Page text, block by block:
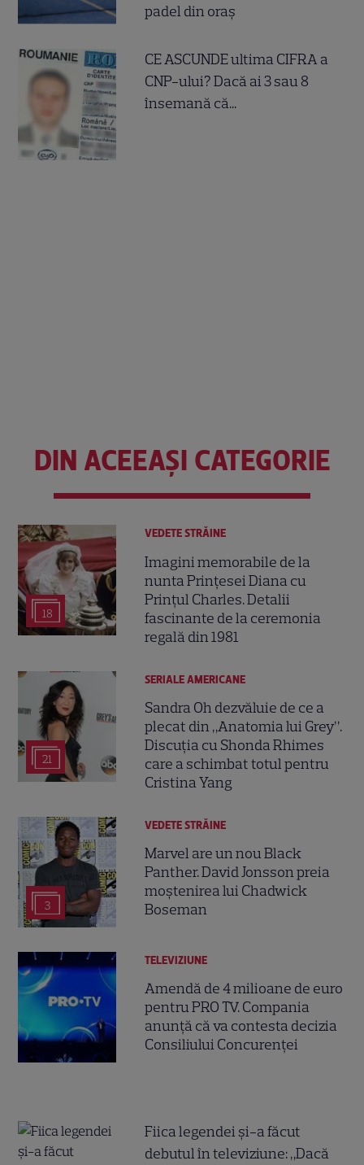
padel din oraș
CE ASCUNDE ultima CIFRA a
CNP-ului? Dacă ai 3 sau 8
însemană că...
DIN ACEEAȘI CATEGORIE
18
VEDETE STRĂINE
Imagini memorabile de la
nunta Prințesei Diana cu
Prințul Charles. Detalii
fascinante de la ceremonia
regală din 1981
21
SERIALE AMERICANE
Sandra Oh dezvăluie de ce a
plecat din „Anatomia lui Grey”.
Discuția cu Shonda Rhimes
care a schimbat totul pentru
Cristina Yang
3
VEDETE STRĂINE
Marvel are un nou Black
Panther. David Jonsson preia
moștenirea lui Chadwick
Boseman
TELEVIZIUNE
Amendă de 4 milioane de euro
pentru PRO TV. Compania
anunță că va contesta decizia
Consiliului Concurenței
Fiica legendei și-a făcut
debutul în televiziune: „Dacă